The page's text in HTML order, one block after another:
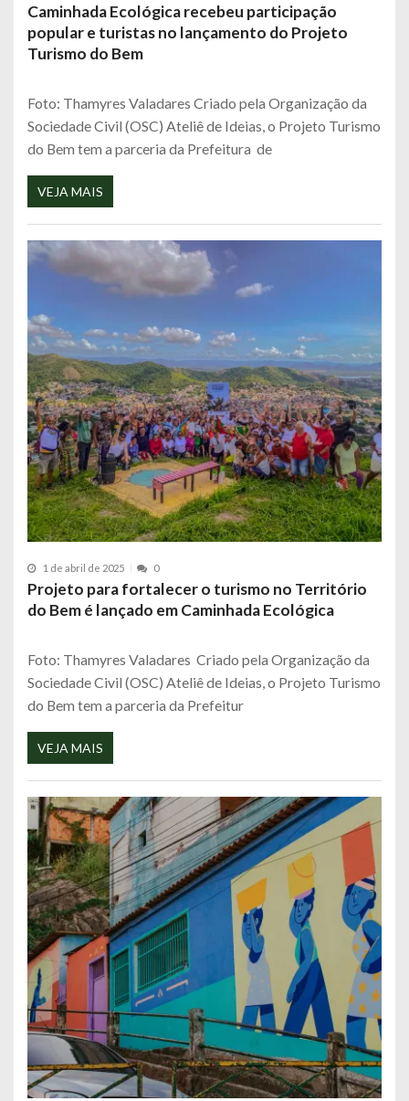
Caminhada Ecológica recebeu participação
popular e turistas no lançamento do Projeto
Turismo do Bem
Foto: Thamyres Valadares Criado pela Organização da
Sociedade Civil (OSC) Ateliê de Ideias, o Projeto Turismo
do Bem tem a parceria da Prefeitura de
VEJA MAIS
1 de abril de 2025 0
Projeto para fortalecer o turismo no Território
do Bem é lançado em Caminhada Ecológica
Foto: Thamyres Valadares Criado pela Organização da
Sociedade Civil (OSC) Ateliê de Ideias, o Projeto Turismo
do Bem tem a parceria da Prefeitur
VEJA MAIS